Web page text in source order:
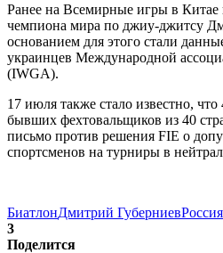
Ранее на Всемирные игры в Китае
чемпиона мира по джиу-джитсу
основанием для этого стали
украинцев Международной
(IWGA).
17 июля также стало известно,
бывших фехтовальщиков из 40
письмо против решения FIE о
спортсменов на турниры в
БиатлонДмитрий ГуберниевРоссия
3
Поделится